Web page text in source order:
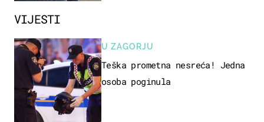
VIJESTI
U ZAGORJU
Teška prometna nesreća! Jedna
osoba poginula